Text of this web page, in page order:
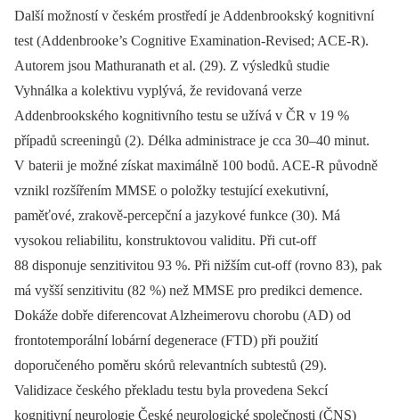
Další možností v českém prostředí je Addenbrookský kognitivní
test (Addenbrooke’s Cognitive Examination-Revised; ACE-R).
Autorem jsou Mathuranath et al. (29). Z výsledků studie
Vyhnálka a kolektivu vyplývá, že revidovaná verze
Addenbrookského kognitivního testu se užívá v ČR v 19 %
případů screeningů (2). Délka administrace je cca 30–40 minut.
V baterii je možné získat maximálně 100 bodů. ACE-R původně
vznikl rozšířením MMSE o položky testující exekutivní,
paměťové, zrakově-percepční a jazykové funkce (30). Má
vysokou reliabilitu, konstruktovou validitu. Při cut-off
88 disponuje senzitivitou 93 %. Při nižším cut-off (rovno 83), pak
má vyšší senzitivitu (82 %) než MMSE pro predikci demence.
Dokáže dobře diferencovat Alzheimerovu chorobu (AD) od
frontotemporální lobární degenerace (FTD) při použití
doporučeného poměru skórů relevantních subtestů (29).
Validizace českého překladu testu byla provedena Sekcí
kognitivní neurologie České neurologické společnosti (ČNS)